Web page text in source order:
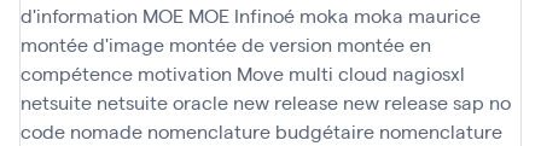
d'information MOE MOE Infinoé moka moka maurice
montée d'image montée de version montée en
compétence motivation Move multi cloud nagiosxl
netsuite netsuite oracle new release new release sap no
code nomade nomenclature budgétaire nomenclature